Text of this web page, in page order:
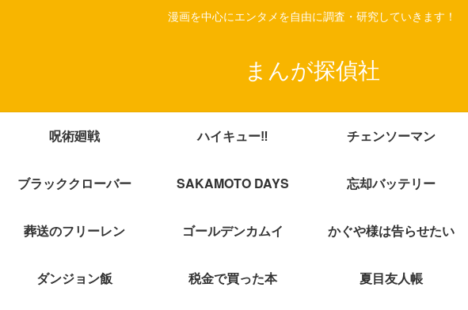
漫画を中心にエンタメを自由に調査・研究していきます！
まんが探偵社
呪術廻戦 ハイキュー‼ チェンソーマン
ブラッククローバー SAKAMOTO DAYS 忘却バッテリー
葬送のフリーレン ゴールデンカムイ かぐや様は告らせたい
ダンジョン飯 税金で買った本 夏目友人帳